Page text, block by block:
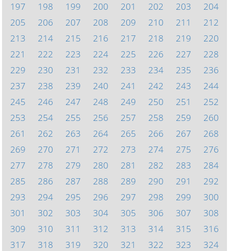
197
198 199 200 201 202 203
204
205
206 207 208 209 210 211
212
213
214 215 216 217 218 219
220
221
222 223 224 225 226 227
228
229
230 231 232 233 234 235
236
237
238 239 240 241 242 243
244
245
246 247 248 249 250 251
252
253
254 255 256 257 258 259
260
261
262 263 264 265 266 267
268
269
270 271 272 273 274 275
276
277
278 279 280 281 282 283
284
285
286 287 288 289 290 291
292
293
294 295 296 297 298 299
300
301
302 303 304 305 306 307
308
309
310 311 312 313 314 315
316
317
318 319 320 321 322 323
324